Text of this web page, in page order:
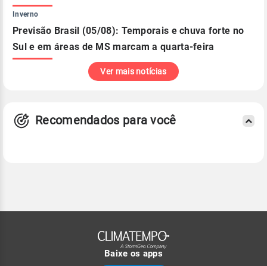
Inverno
Previsão Brasil (05/08): Temporais e chuva forte no
Sul e em áreas de MS marcam a quarta-feira
Ver mais notícias
Recomendados para você
Baixe os apps